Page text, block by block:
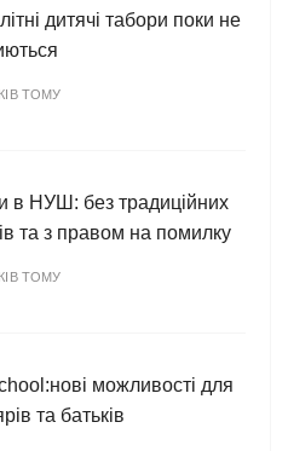
дитячі табори поки не
ТОМУ
в НУШ: без традиційних
та з правом на помилку
ТОМУ
можливості для
та батьків